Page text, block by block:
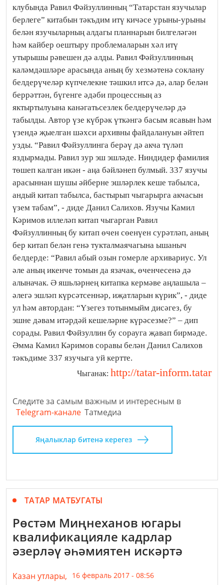
клубында Равил Фәйзуллинның “Татарстан язучылар
берлеге” китабын тәкъдим итү кичәсе урыны-урыны
белән язучыларның алдагы планнарын билгеләгән
һәм кайбер оештыру проблемаларын хәл итү
утырышы рәвешен дә алды. Равил Фәйзуллинның
каләмдәшләре арасында аның бу хезмәтенә соклану
белдерүчеләр күпчелекне тәшкил итсә дә, алар белән
беррәттән, бүгенге әдәби процессның аз
яктыртылуына канәгатьсезлек белдерүчеләр дә
табылды. Автор үзе күбрәк үткәнгә басым ясавын һәм
үзендә җыелган шәхси архивны файдалануын әйтеп
узды. “Равил Фәйзуллинга берәү дә акча түләп
яздырмады. Равил зур эш эшләде. Ниндидер фамилия
төшеп калган икән - аңа бәйләнеп булмый. 337 язучы
арасыннан шушы әйберне эшләрлек кеше табылса,
андый китап табылса, бастырып чыгарырга акчасын
үзем табам”, - диде Данил Салихов. Язучы Камил
Кәримов иллеләп китап чыгарган Равил
Фәйзуллинның бу китап өчен сөенүен сурәтләп, аның
бер китап белән генә тукталмаячагына ышаныч
белдерде: “Равил абый озын гомерле архивариус. Ул
әле аның икенче томын да язачак, өченчесенә дә
алыначак. Ә яшьләрнең китапка кермәве аңлашыла –
әлегә эшләп күрсәтсеннәр, иҗатларын күрик”, - диде
ул һәм автордан: “Үзегез тотынмыйм дисәгез, бу
эшне дәвам итәрдәй кешеләрне күрәсезме?” – дип
сорады. Равил Фәйзуллин бу сорауга җавап бирмәде.
Әмма Камил Кәримов соравы белән Данил Салихов
тәкъдиме 337 язучыга уй кертте.
Чыганак: http://tatar-inform.tatar
Следите за самым важным и интересным в
Telegram-канале Татмедиа
Яңалыклар битенә керегез
ТАТАР МАТБУГАТЫ
Рөстәм Миңнеханов югары
квалификацияле кадрлар
әзерләү әһәмиятен искәртә
Казан утлары, 16 февраль 2017 - 08:56